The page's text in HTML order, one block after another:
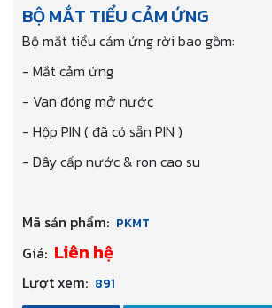
BỘ MẮT TIỂU CẢM ỨNG
Bộ mắt tiểu cảm ứng rời bao gồm:
- Mắt cảm ứng
- Van đóng mở nước
- Hộp PIN ( đã có sẵn PIN )
- Dây cấp nước & ron cao su
Mã sản phẩm: PKMT
Giá: Liên hệ
Lượt xem: 891